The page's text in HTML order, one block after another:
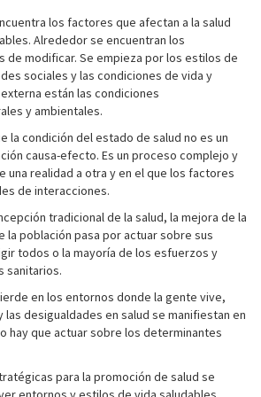
los factores que afectan a la salud
Alrededor se encuentran los
de modificar. Se empieza por los estilos de
sociales y las condiciones de vida y
están las condiciones
y ambientales.
la condición del estado de salud no es un
causa-efecto. Es un proceso complejo y
una realidad a otra y en el que los factores
de interacciones.
tradicional de la salud, la mejora de la
la población pasa por actuar sobre sus
todos o la mayoría de los esfuerzos y
sanitarios.
en los entornos donde la gente vive,
las desigualdades en salud se manifiestan en
hay que actuar sobre los determinantes
para la promoción de salud se